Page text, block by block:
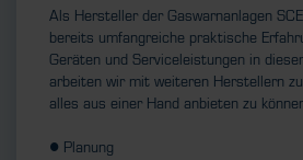
Als Hersteller der Gaswarnanlagen
bereits umfangreiche praktische
Geräten und Serviceleistungen in
arbeiten wir mit weiteren Herstellern
alles aus einer Hand anbieten zu
● Planung